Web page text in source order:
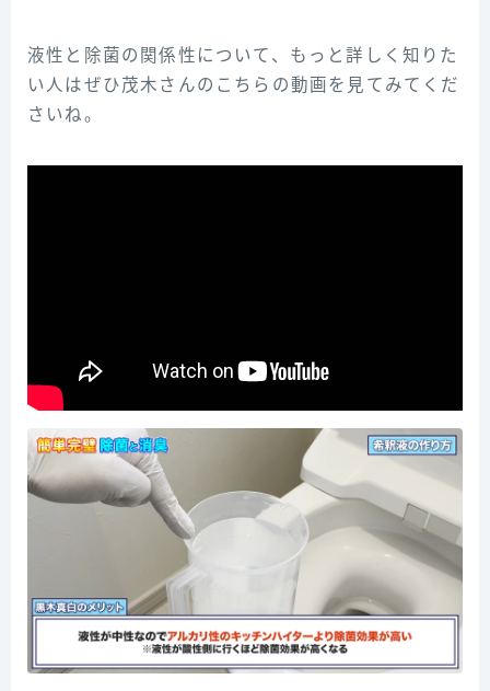
液性と除菌の関係性について、もっと詳しく知りた
い人はぜひ茂木さんのこちらの動画を見てみてくだ
さいね。